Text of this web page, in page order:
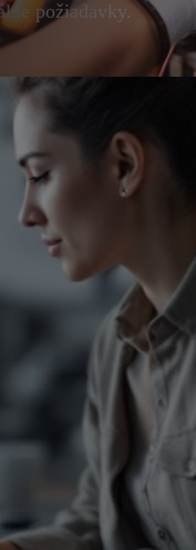
požiadavky.